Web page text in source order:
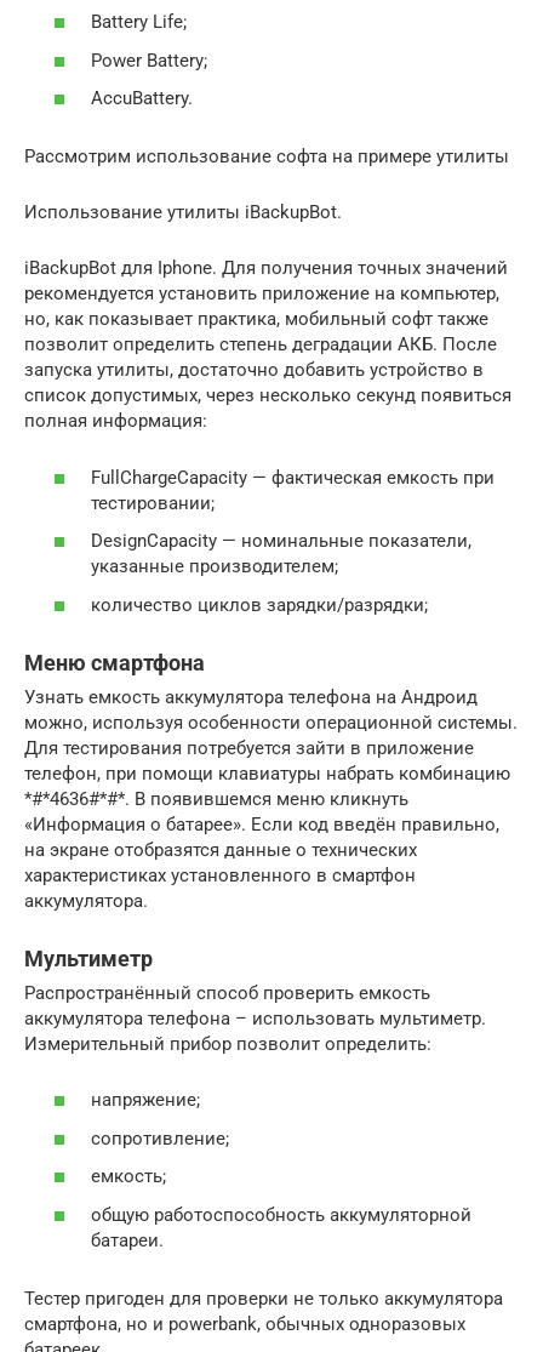
Battery Life;
Power Battery;
AccuBattery.
Рассмотрим использование софта на примере утилиты
Использование утилиты iBackupBot.
iBackupBot для Iphone. Для получения точных значений
рекомендуется установить приложение на компьютер,
но, как показывает практика, мобильный софт также
позволит определить степень деградации АКБ. После
запуска утилиты, достаточно добавить устройство в
список допустимых, через несколько секунд появиться
полная информация:
FullChargeCapacity — фактическая емкость при
тестировании;
DesignCapacity — номинальные показатели,
указанные производителем;
количество циклов зарядки/разрядки;
Меню смартфона
Узнать емкость аккумулятора телефона на Андроид
можно, используя особенности операционной системы.
Для тестирования потребуется зайти в приложение
телефон, при помощи клавиатуры набрать комбинацию
*#*4636#*#*. В появившемся меню кликнуть
«Информация о батарее». Если код введён правильно,
на экране отобразятся данные о технических
характеристиках установленного в смартфон
аккумулятора.
Мультиметр
Распространённый способ проверить емкость
аккумулятора телефона – использовать мультиметр.
Измерительный прибор позволит определить:
напряжение;
сопротивление;
емкость;
общую работоспособность аккумуляторной
батареи.
Тестер пригоден для проверки не только аккумулятора
смартфона, но и powerbank, обычных одноразовых